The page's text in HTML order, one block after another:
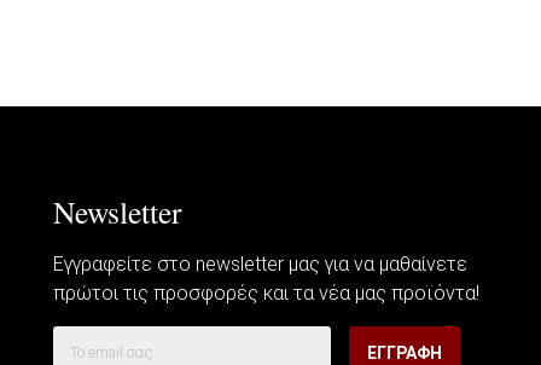
Newsletter
Εγγραφείτε στο newsletter μας για να μαθαίνετε
πρώτοι τις προσφορές και τα νέα μας προϊόντα!
ΕΓΓΡΑΦΗ